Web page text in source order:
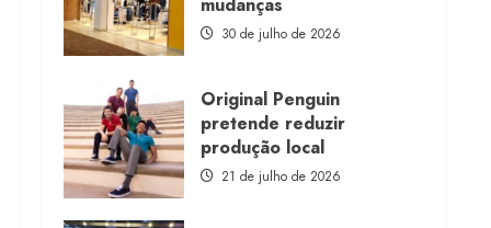
estoque
consignado
mudanças
30 de julho de 2026
Original Penguin
pretende reduzir
produção local
21 de julho de 2026